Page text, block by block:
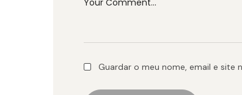
Guardar o meu nome, email e site